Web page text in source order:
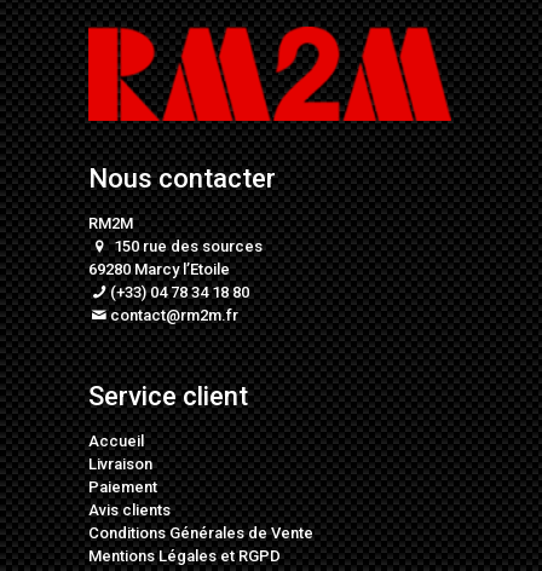
Nous contacter
RM2M
150 rue des sources
69280 Marcy l’Etoile
(+33) 04 78 34 18 80
contact@rm2m.fr
Service client
Accueil
Livraison
Paiement
Avis clients
Conditions Générales de Vente
Mentions LégalesetRGPD